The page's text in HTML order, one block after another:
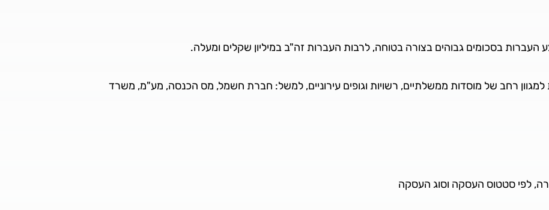
בסכומים גבוהים בצורה בטוחה, לרבות העברות זה"ב במיליון שקלים ומעלה.
רחב של מוסדות ממשלתיים, רשויות וגופים עירוניים, למשל: חברת חשמל, מס הכנסה, מע"מ, משרד
לפי סטטוס העסקה וסוג העסקה